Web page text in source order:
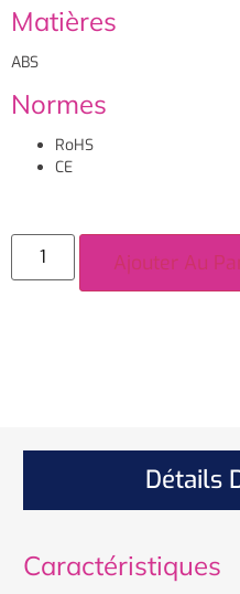
Matières
ABS
Normes
RoHS
CE
Ajouter Au
Détails
Caractéristiques